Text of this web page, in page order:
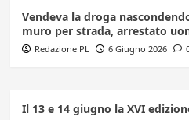
Vendeva la droga
muro per strada, arrestato
Redazione PL 6 Giugno 2026
Il 13 e 14 giugno la XVI